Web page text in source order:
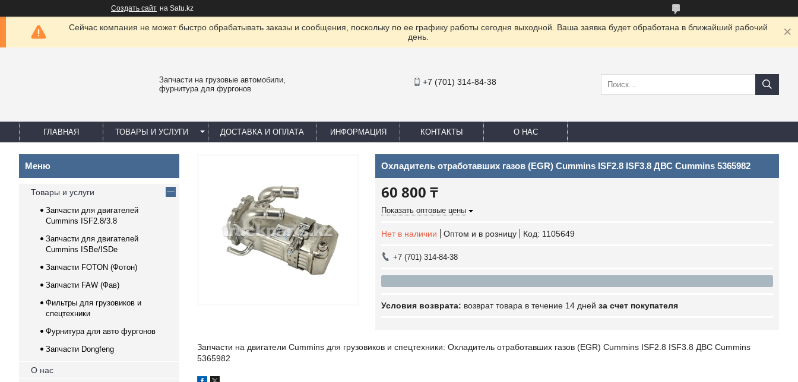
Создать сайт на Satu.kz
Сейчас компания не может быстро обрабатывать заказы и сообщения, поскольку по ее графику работы сегодня выходной. Ваша заявка будет обработана в ближайший рабочий
день.
Запчасти на грузовые автомобили,
фурнитура для фургонов
+7 (701) 314-84-38
ГЛАВНАЯ ТОВАРЫ И УСЛУГИ ДОСТАВКА И ОПЛАТА ИНФОРМАЦИЯ КОНТАКТЫ О НАС
Охладитель отработавших газов (EGR) Cummins ISF2.8 ISF3.8 ДВС Cummins 5365982
60 800 ₸
Показать оптовые цены
Нет в наличии Оптом и в розницу Код: 1105649
+7 (701) 314-84-38
возврат товара в течение 14 дней за счет покупателя
Запчасти на двигатели Cummins для грузовиков и спецтехники: Охладитель отработавших газов (EGR) Cummins ISF2.8 ISF3.8 ДВС Cummins
5365982
Товары и услуги
Запчасти для двигателей
Cummins ISF2.8/3.8
Запчасти для двигателей
Cummins ISBe/ISDe
Запчасти FOTON (Фотон)
Запчасти FAW (Фав)
Фильтры для грузовиков и
спецтехники
Фурнитура для авто фургонов
Запчасти Dongfeng
О нас